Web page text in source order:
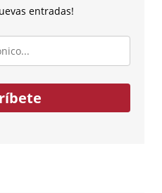
entradas!